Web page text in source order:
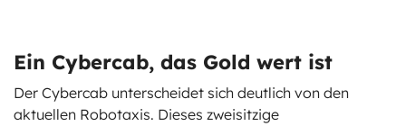
Ein Cybercab, das Gold wert ist
Der Cybercab unterscheidet sich deutlich von den
aktuellen Robotaxis. Dieses zweisitzige